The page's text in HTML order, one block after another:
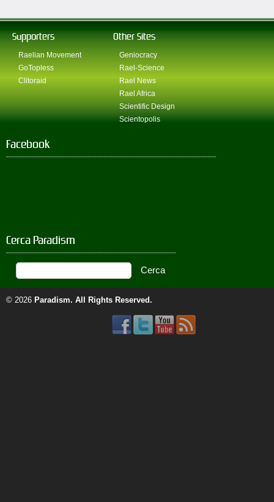
Supporters
Raelian Movement
GoTopless
Clitoraid
Other Sites
Geniocracy
Rael-Science
Rael News
Rael Africa
Scientific Design
Scientopolis
Facebook
Cerca Paradism
© 2026 Paradism. All Rights Reserved.